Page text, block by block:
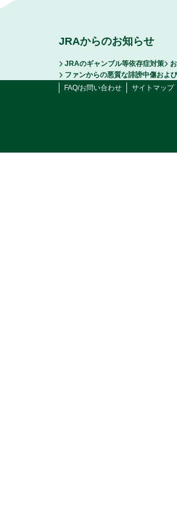
JRAからのお知らせ
JRAのギャンブル等依存症対策
ファンからの悪質な誹謗中傷およ
FAQ/お問い合わせ
サイトマップ